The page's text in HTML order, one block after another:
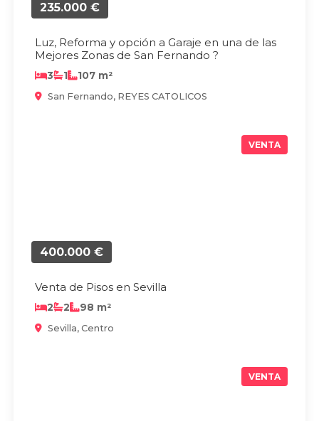
235.000 €
Luz, Reforma y opción a Garaje en una de las
Mejores Zonas de San Fernando ?
3 1 107 m²
San Fernando, REYES CATOLICOS
VENTA
400.000 €
Venta de Pisos en Sevilla
2 2 98 m²
Sevilla, Centro
VENTA